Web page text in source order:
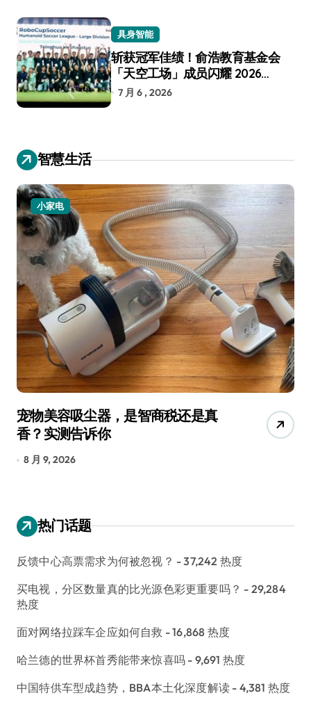
具身智能
斩获冠军佳绩！俞浩教育基金会
「天空工场」成员闪耀 2026
RoboCup 机器人世界杯
7 月 6 , 2026
智慧生活
小家电
宠物美容吸尘器，是智商税还是真
香？实测告诉你
8 月 9, 2026
热门话题
反馈中心高票需求为何被忽视？ - 37,242 热度
买电视，分区数量真的比光源色彩更重要吗？ - 29,284
热度
面对网络拉踩车企应如何自救 - 16,868 热度
哈兰德的世界杯首秀能带来惊喜吗 - 9,691 热度
中国特供车型成趋势，BBA本土化深度解读 - 4,381 热度